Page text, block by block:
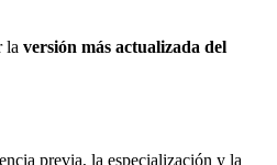
la versión más actualizada del
previa, la especialización y la